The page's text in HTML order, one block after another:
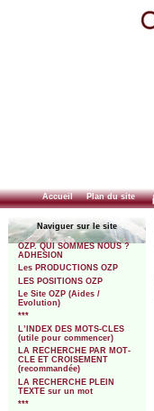
Accueil Plan du site
Naviguer sur le site
OZP. QUI SOMMES NOUS ?
ADHESION
Les PRODUCTIONS OZP
LES POSITIONS OZP
Le Site OZP (Aides /
Evolution)
***
L’INDEX DES MOTS-CLES
(utile pour commencer)
LA RECHERCHE PAR MOT-
CLE ET CROISEMENT
(recommandée)
LA RECHERCHE PLEIN
TEXTE sur un mot
***